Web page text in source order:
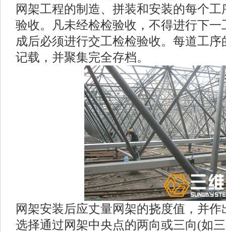
网架工程的制造、拼装和安装的每个
验收。凡未经检检验收，不得进行下
成后必须进行交工检检验收。每道工
记载，并聚集完全存档。
网架安装后应丈量网架的挠度值，并
选择通过网架中央点的两向或三向(如